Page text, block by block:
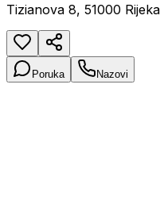
Tizianova 8, 51000 Rijeka
Poruka Nazovi